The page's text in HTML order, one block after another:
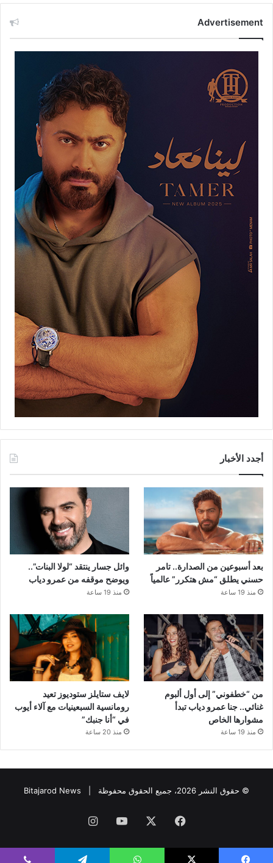
Advertisement
أجدد الأخبار
بعد أسبوعين من الصدارة.. تامر
حسني يطلق “مش هتكرر” عالمياً
منذ 19 ساعة
وائل جسار ينتقد “لولا البنات”..
ويوضح موقفه من عمرو دياب
منذ 19 ساعة
من “خطفوني” إلى أول ألبوم
غنائي.. جنا عمرو دياب تبدأ
مشوارها الخاص
منذ 19 ساعة
لايف ستايلز ستوديوز تعيد
رومانسية السبعينيات مع آلاء أيوب
في “أنا جنبك”
منذ 20 ساعة
© حقوق النشر 2026، جميع الحقوق محفوظة | Bitajarod News
فيسبوك ‫YouTubeانستقرام